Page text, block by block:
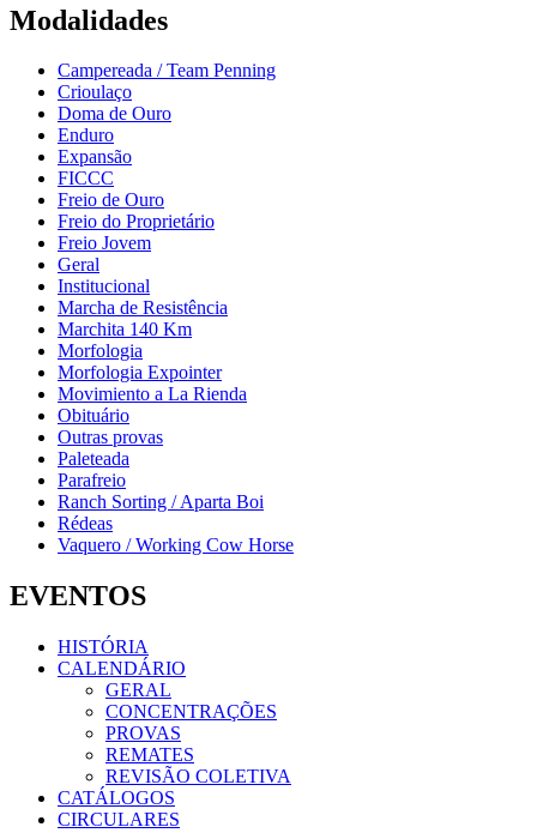
Modalidades
Campereada / Team Penning
Crioulaço
Doma de Ouro
Enduro
Expansão
FICCC
Freio de Ouro
Freio do Proprietário
Freio Jovem
Geral
Institucional
Marcha de Resistência
Marchita 140 Km
Morfologia
Morfologia Expointer
Movimiento a La Rienda
Obituário
Outras provas
Paleteada
Parafreio
Ranch Sorting / Aparta Boi
Rédeas
Vaquero / Working Cow Horse
EVENTOS
HISTÓRIA
CALENDÁRIO
GERAL
CONCENTRAÇÕES
PROVAS
REMATES
REVISÃO COLETIVA
CATÁLOGOS
CIRCULARES